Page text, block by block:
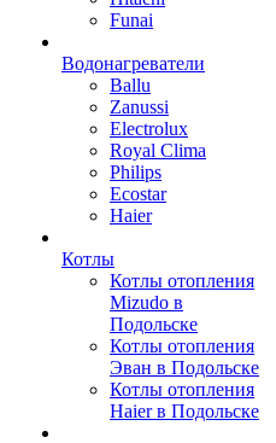
Funai
Водонагреватели
Ballu
Zanussi
Electrolux
Royal Clima
Philips
Ecostar
Haier
Котлы
Котлы отопления
Mizudo в
Подольске
Котлы отопления
Эван в Подольске
Котлы отопления
Haier в Подольске